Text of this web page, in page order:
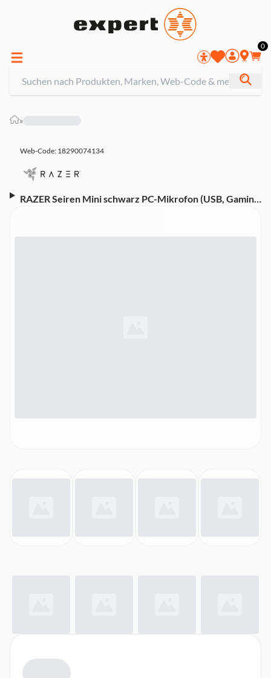
0
»
Web-Code: 18290074134
RAZER Seiren Mini schwarz PC-Mikrofon (USB, Gaming,